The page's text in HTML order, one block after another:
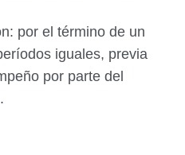
por el término de un
iguales, previa
por parte del